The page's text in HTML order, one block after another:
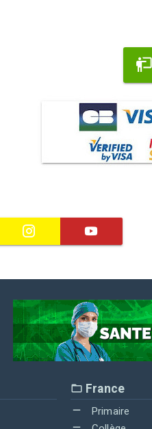
France
Primaire